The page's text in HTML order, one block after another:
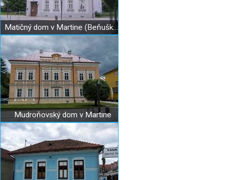
Matičný dom v Martine (Beňuškov dom)
Mudroňovský dom v Martine